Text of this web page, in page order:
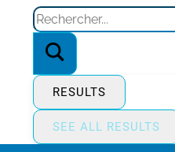
Search
…
RESULTS
SEE ALL RESULTS